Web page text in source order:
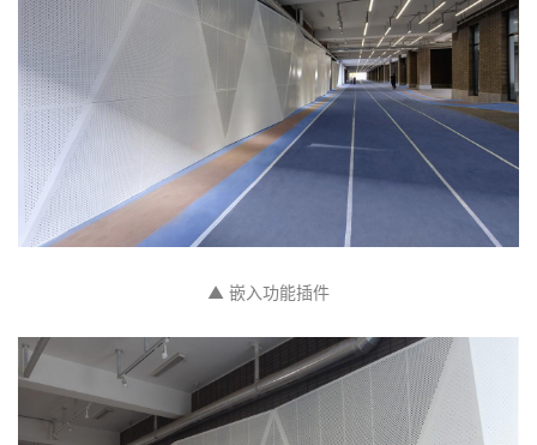
▲ 嵌入功能插件